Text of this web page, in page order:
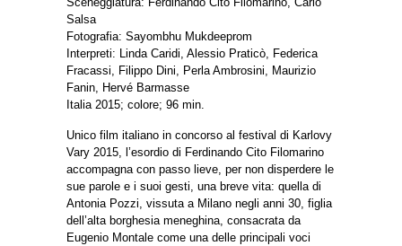
Salsa
Fotografia: Sayombhu Mukdeeprom
Interpreti: Linda Caridi, Alessio Praticò, Federica
Fracassi, Filippo Dini, Perla Ambrosini, Maurizio
Fanin, Hervé Barmasse
Italia 2015; colore; 96 min.
Unico film italiano in concorso al festival di Karlovy
Vary 2015, l’esordio di Ferdinando Cito Filomarino
accompagna con passo lieve, per non disperdere le
sue parole e i suoi gesti, una breve vita: quella di
Antonia Pozzi, vissuta a Milano negli anni 30, figlia
dell’alta borghesia meneghina, consacrata da
Eugenio Montale come una delle principali voci